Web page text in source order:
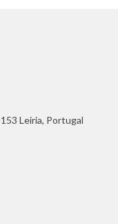
Leiria, Portugal